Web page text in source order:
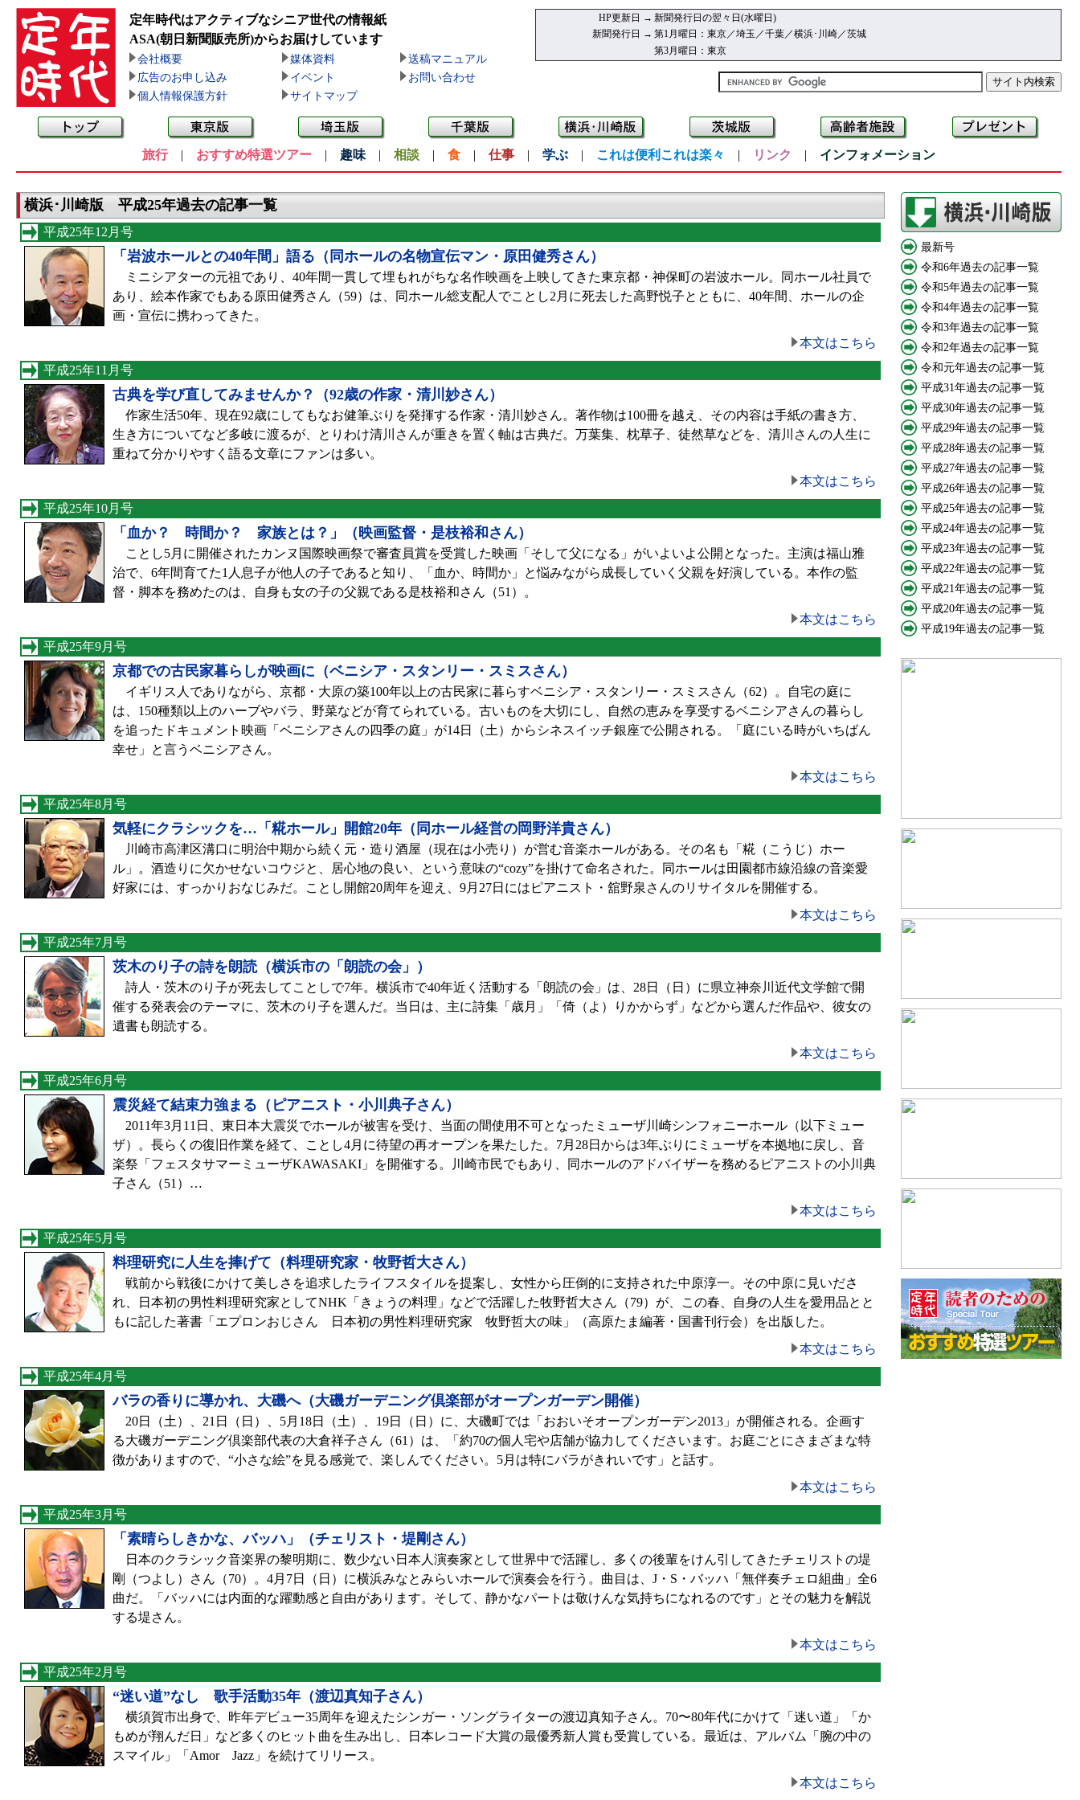
定年時代はアクティブなシニア世代の情報紙
ASA(朝日新聞販売所)からお届けしています
会社概要 媒体資料
送稿マニュアル
広告のお申し込み
イベント
お問い合わせ
個人情報保護方針
サイトマップ
HP更新日 → 新聞発行日の翌々日(水曜日)
新聞発行日 → 第1月曜日：東京／埼玉／千葉／横浜･川崎／茨城
第3月曜日：東京
旅行| おすすめ特選ツアー | 趣味 | 相談 | 食 | 仕事 | 学ぶ | これは便利これは楽々 | リンク | インフォメーション
横浜･川崎版 平成25年過去の記事一覧
平成25年12月号
「岩波ホールとの40年間」語る（同ホールの名物宣伝マン・原田健秀さん）
ミニシアターの元祖であり、40年間一貫して埋もれがちな名作映画を上映してきた東京都・神保町の岩波ホール。同ホール社員で
あり、絵本作家でもある原田健秀さん（59）は、同ホール総支配人でことし2月に死去した高野悦子とともに、40年間、ホールの企
画・宣伝に携わってきた。
本文はこちら
平成25年11月号
古典を学び直してみませんか？（92歳の作家・清川妙さん）
作家生活50年、現在92歳にしてもなお健筆ぶりを発揮する作家・清川妙さん。著作物は100冊を越え、その内容は手紙の書き方、
生き方についてなど多岐に渡るが、とりわけ清川さんが重きを置く軸は古典だ。万葉集、枕草子、徒然草などを、清川さんの人生に
重ねて分かりやすく語る文章にファンは多い。
本文はこちら
平成25年10月号
「血か？ 時間か？ 家族とは？」（映画監督・是枝裕和さん）
ことし5月に開催されたカンヌ国際映画祭で審査員賞を受賞した映画「そして父になる」がいよいよ公開となった。主演は福山雅
治で、6年間育てた1人息子が他人の子であると知り、「血か、時間か」と悩みながら成長していく父親を好演している。本作の監
督・脚本を務めたのは、自身も女の子の父親である是枝裕和さん（51）。
本文はこちら
平成25年9月号
京都での古民家暮らしが映画に（ベニシア・スタンリー・スミスさん）
イギリス人でありながら、京都・大原の築100年以上の古民家に暮らすベニシア・スタンリー・スミスさん（62）。自宅の庭に
は、150種類以上のハーブやバラ、野菜などが育てられている。古いものを大切にし、自然の恵みを享受するベニシアさんの暮らし
を追ったドキュメント映画「ベニシアさんの四季の庭」が14日（土）からシネスイッチ銀座で公開される。「庭にいる時がいちばん
幸せ」と言うベニシアさん。
本文はこちら
平成25年8月号
気軽にクラシックを…「糀ホール」開館20年（同ホール経営の岡野洋貴さん）
川崎市高津区溝口に明治中期から続く元・造り酒屋（現在は小売り）が営む音楽ホールがある。その名も「糀（こうじ）ホー
ル」。酒造りに欠かせないコウジと、居心地の良い、という意味の“cozy”を掛けて命名された。同ホールは田園都市線沿線の音楽愛
好家には、すっかりおなじみだ。ことし開館20周年を迎え、9月27日にはピアニスト・舘野泉さんのリサイタルを開催する。
本文はこちら
平成25年7月号
茨木のり子の詩を朗読（横浜市の「朗読の会」）
詩人・茨木のり子が死去してことしで7年。横浜市で40年近く活動する「朗読の会」は、28日（日）に県立神奈川近代文学館で開
催する発表会のテーマに、茨木のり子を選んだ。当日は、主に詩集「歳月」「倚（よ）りかからず」などから選んだ作品や、彼女の
遺書も朗読する。
本文はこちら
平成25年6月号
震災経て結束力強まる（ピアニスト・小川典子さん）
2011年3月11日、東日本大震災でホールが被害を受け、当面の間使用不可となったミューザ川崎シンフォニーホール（以下ミュー
ザ）。長らくの復旧作業を経て、ことし4月に待望の再オープンを果たした。7月28日からは3年ぶりにミューザを本拠地に戻し、音
楽祭「フェスタサマーミューザKAWASAKI」を開催する。川崎市民でもあり、同ホールのアドバイザーを務めるピアニストの小川典
子さん（51）…
本文はこちら
平成25年5月号
料理研究に人生を捧げて（料理研究家・牧野哲大さん）
戦前から戦後にかけて美しさを追求したライフスタイルを提案し、女性から圧倒的に支持された中原淳一。その中原に見いださ
れ、日本初の男性料理研究家としてNHK「きょうの料理」などで活躍した牧野哲大さん（79）が、この春、自身の人生を愛用品とと
もに記した著書「エプロンおじさん 日本初の男性料理研究家 牧野哲大の味」（高原たま編著・国書刊行会）を出版した。
本文はこちら
平成25年4月号
バラの香りに導かれ、大磯へ（大磯ガーデニング倶楽部がオープンガーデン開催）
20日（土）、21日（日）、5月18日（土）、19日（日）に、大磯町では「おおいそオープンガーデン2013」が開催される。企画す
る大磯ガーデニング倶楽部代表の大倉祥子さん（61）は、「約70の個人宅や店舗が協力してくださいます。お庭ごとにさまざまな特
徴がありますので、“小さな絵”を見る感覚で、楽しんでください。5月は特にバラがきれいです」と話す。
本文はこちら
平成25年3月号
「素晴らしきかな、バッハ」（チェリスト・堤剛さん）
日本のクラシック音楽界の黎明期に、数少ない日本人演奏家として世界中で活躍し、多くの後輩をけん引してきたチェリストの堤
剛（つよし）さん（70）。4月7日（日）に横浜みなとみらいホールで演奏会を行う。曲目は、J・S・バッハ「無伴奏チェロ組曲」全6
曲だ。「バッハには内面的な躍動感と自由があります。そして、静かなパートは敬けんな気持ちになれるのです」とその魅力を解説
する堤さん。
本文はこちら
平成25年2月号
“迷い道”なし 歌手活動35年（渡辺真知子さん）
横須賀市出身で、昨年デビュー35周年を迎えたシンガー・ソングライターの渡辺真知子さん。70〜80年代にかけて「迷い道」「か
もめが翔んだ日」など多くのヒット曲を生み出し、日本レコード大賞の最優秀新人賞も受賞している。最近は、アルバム「腕の中の
スマイル」「Amor Jazz」を続けてリリース。
本文はこちら
最新号
令和6年過去の記事一覧
令和5年過去の記事一覧
令和4年過去の記事一覧
令和3年過去の記事一覧
令和2年過去の記事一覧
令和元年過去の記事一覧
平成31年過去の記事一覧
平成30年過去の記事一覧
平成29年過去の記事一覧
平成28年過去の記事一覧
平成27年過去の記事一覧
平成26年過去の記事一覧
平成25年過去の記事一覧
平成24年過去の記事一覧
平成23年過去の記事一覧
平成22年過去の記事一覧
平成21年過去の記事一覧
平成20年過去の記事一覧
平成19年過去の記事一覧